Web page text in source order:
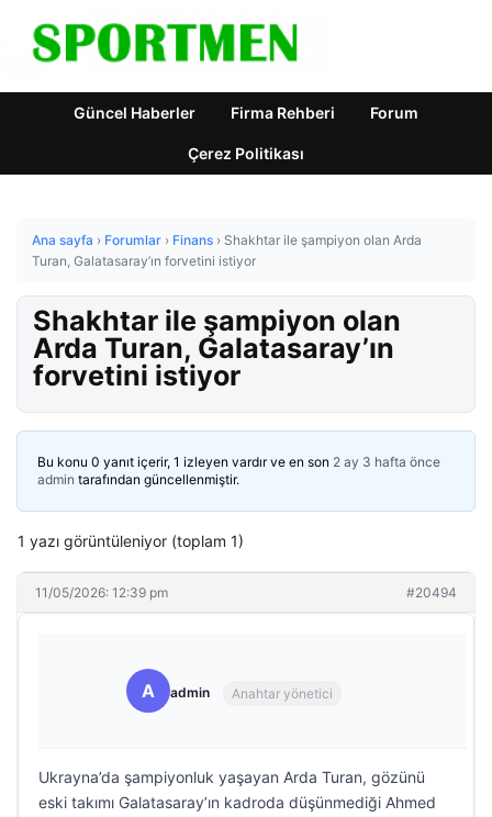
Güncel Haberler Firma Rehberi Forum
Çerez Politikası
Ana sayfa › Forumlar › Finans › Shakhtar ile şampiyon olan Arda
Turan, Galatasaray’ın forvetini istiyor
Shakhtar ile şampiyon olan
Arda Turan, Galatasaray’ın
forvetini istiyor
Bu konu 0 yanıt içerir, 1 izleyen vardır ve en son 2 ay 3 hafta önce
admin tarafından güncellenmiştir.
1 yazı görüntüleniyor (toplam 1)
11/05/2026: 12:39 pm #20494
A admin Anahtar yönetici
Ukrayna’da şampiyonluk yaşayan Arda Turan, gözünü
eski takımı Galatasaray’ın kadroda düşünmediği Ahmed